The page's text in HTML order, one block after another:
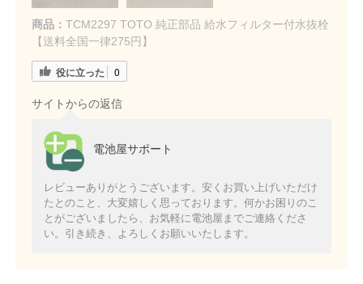
商品： TCM2297 TOTO 純正部品 給水フィルター付水抜栓
【送料全国一律275円】
役に立った 0
サイトからの返信
電池屋サポート
レビューありがとうございます。安くお買い上げいただけ
たとのこと、大変嬉しく思っております。何かお困りのこ
とがございましたら、お気軽に電池屋までご連絡くださ
い。引き続き、よろしくお願いいたします。